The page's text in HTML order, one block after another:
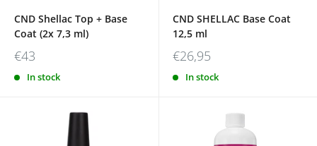
CND Shellac Top + Base
Coat (2x 7,3 ml)
€43
In stock
CND SHELLAC Base Coat
12,5 ml
€26,95
In stock